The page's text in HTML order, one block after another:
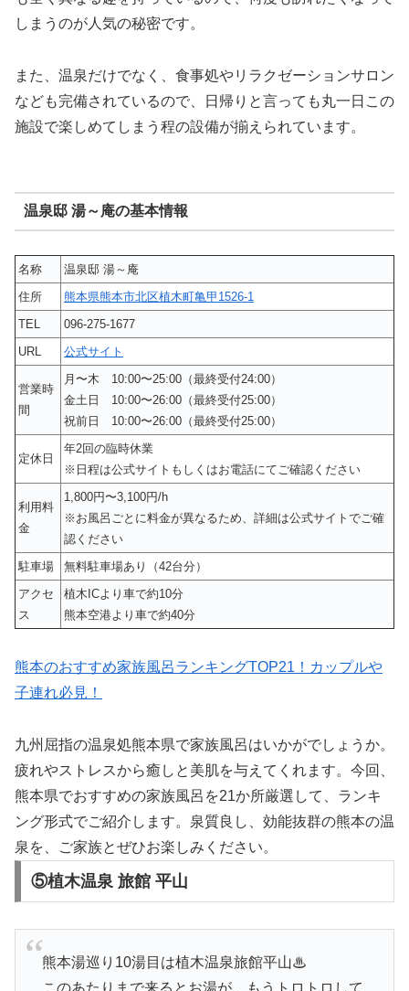
しまうのが人気の秘密です。
また、温泉だけでなく、食事処やリラクゼーションサロン
なども完備されているので、日帰りと言っても丸一日この
施設で楽しめてしまう程の設備が揃えられています。
温泉邸 湯～庵の基本情報
名称
温泉邸 湯～庵
住所
熊本県熊本市北区植木町亀甲1526-1
TEL
096-275-1677
URL
公式サイト
営業時
間
月〜木 10:00〜25:00（最終受付24:00）
金土日 10:00〜26:00（最終受付25:00）
祝前日 10:00〜26:00（最終受付25:00）
定休日
年2回の臨時休業
※日程は公式サイトもしくはお電話にてご確認ください
利用料
金
1,800円〜3,100円/h
※お風呂ごとに料金が異なるため、詳細は公式サイトでご確
認ください
駐車場
無料駐車場あり（42台分）
アクセ
ス
植木ICより車で約10分
熊本空港より車で約40分
熊本のおすすめ家族風呂ランキングTOP21！カップルや
子連れ必見！
九州屈指の温泉処熊本県で家族風呂はいかがでしょうか。
疲れやストレスから癒しと美肌を与えてくれます。今回、
熊本県でおすすめの家族風呂を21か所厳選して、ランキ
ング形式でご紹介します。泉質良し、効能抜群の熊本の温
泉を、ご家族とぜひお楽しみください。
⑤植木温泉 旅館 平山
熊本湯巡り10湯目は植木温泉旅館平山♨